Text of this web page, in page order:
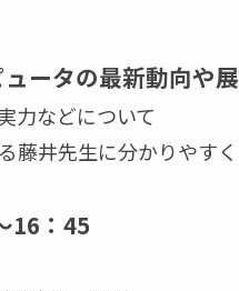
ータの最新動向や展
力などについて
井先生に分かりやす
16：45